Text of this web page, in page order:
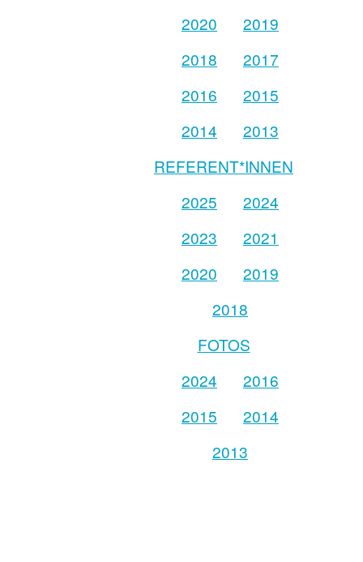
2020
2019
2018
2017
2016
2015
2014
2013
REFERENT*INNEN
2025
2024
2023
2021
2020
2019
2018
FOTOS
2024
2016
2015
2014
2013